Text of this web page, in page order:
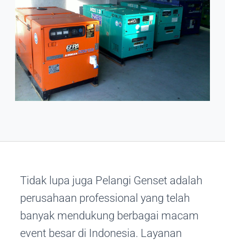
Tidak lupa juga Pelangi Genset adalah
perusahaan professional yang telah
banyak mendukung berbagai macam
event besar di Indonesia. Layanan